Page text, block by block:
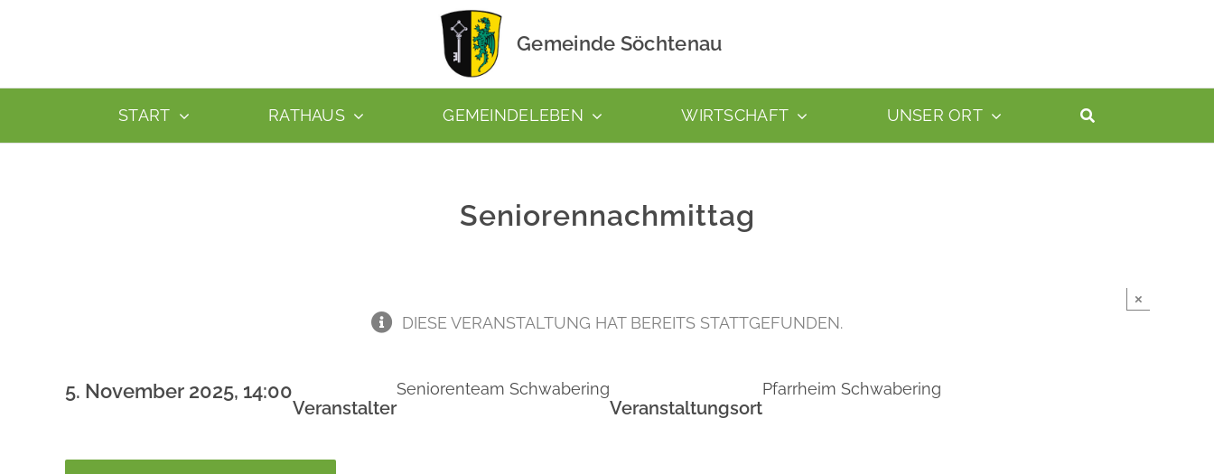
Gemeinde Söchtenau
START RATHAUS GEMEINDELEBEN WIRTSCHAFT UNSER ORT
Seniorennachmittag
DIESE VERANSTALTUNG HAT BEREITS STATTGEFUNDEN.
×
5. November 2025, 14:00
Veranstalter
Seniorenteam Schwabering
Veranstaltungsort
Pfarrheim Schwabering